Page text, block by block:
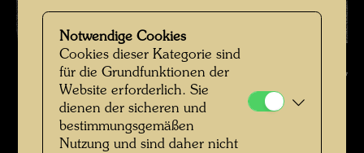
Hundertwasser in den 1960er-Jahren , Fotograf: Unbekannt Unknown
© Hundertwasser Archiv
Hundertwasser in den 1960er Jahren
Bildergalerie öffnen
Notwendige Cookies
Cookies dieser Kategorie sind
für die Grundfunktionen der
Website erforderlich. Sie
dienen der sicheren und
bestimmungsgemäßen
Nutzung und sind daher nicht